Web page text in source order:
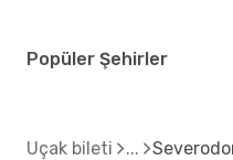
Popüler Şehirler
Uçak bileti